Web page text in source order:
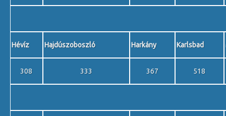
Hévíz Hajdúszoboszló Harkány Karlsbad
308 333 367 518